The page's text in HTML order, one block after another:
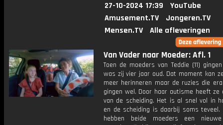
27-10-2024 17:39
YouTube
Amusement.TV
Jongeren.TV
Mensen.TV
Alle afleveringen
Van Vader naar Moeder: Afl. 1
Toen de moeders van Teddie (11)
was zij vier jaar oud. Dat moment kan
meer herinneren maar de ruzies die
gingen wel. Door haar autisme heeft
van de scheiding. Het is al snel vol in
en de scheiding is daarbij soms teveel.
hebben beide moeders een